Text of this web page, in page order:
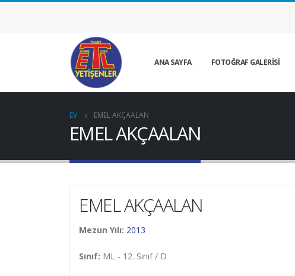
ANA SAYFA FOTOĞRAF GALERİSİ
EV EMEL AKÇAALAN
EMEL AKÇAALAN
EMEL AKÇAALAN
Mezun Yılı: 2013
Sınıf: ML - 12. Sınıf / D